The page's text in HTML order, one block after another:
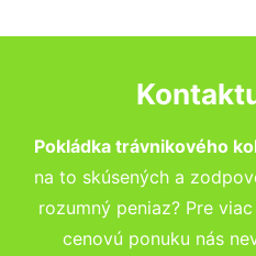
Pokládka trávnikového
na to skúsených a
rozumný peniaz? Pre
cenovú ponuku nás